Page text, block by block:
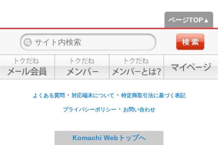
ページTOP▲
よくある質問 ・ 対応端末について ・ 特定商取引法に基づく表記
プライバシーポリシー ・ お問い合わせ
Komachi Webトップへ